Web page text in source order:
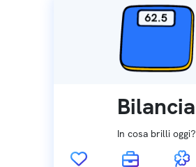
Bilancia
In cosa brilli oggi?